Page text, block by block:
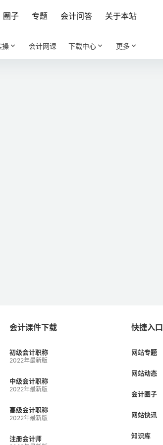
圈子 专题 会计问答 关于本站
操 会计网课 下载中心 更多
会计课件下载
初级会计职称
2022年最新版
中级会计职称
2022年最新版
高级会计职称
2022年最新版
注册会计师
快捷入口
网站专题
网站动态
会计圈子
网站快讯
知识库